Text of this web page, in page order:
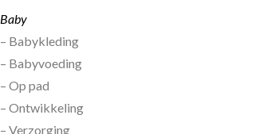
Baby
– Babykleding
– Babyvoeding
– Op pad
– Ontwikkeling
– Verzorging